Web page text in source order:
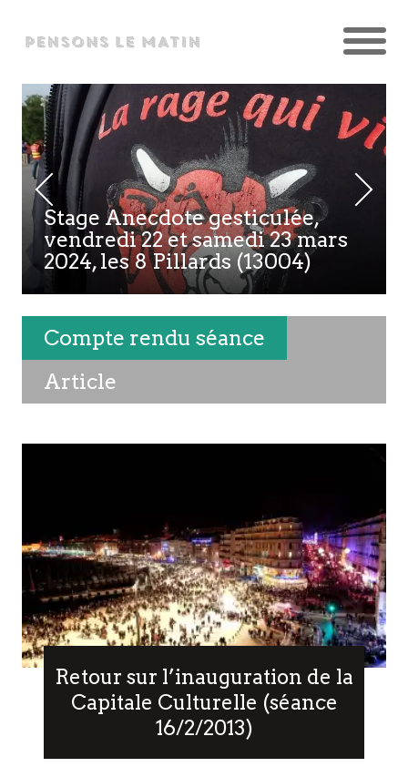
Stage Anecdote gesticulée,
vendredi 22 et samedi 23 mars
2024, les 8 Pillards (13004)
Compte rendu séance
Article
Retour sur l’inauguration de la
Capitale Culturelle (séance
16/2/2013)